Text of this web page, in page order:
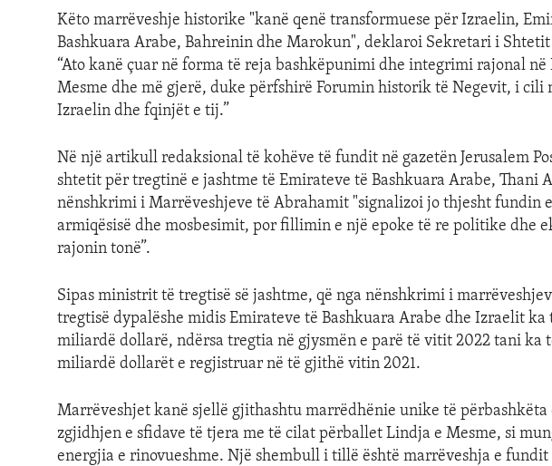
Këto marrëveshje historike "kanë qenë transformuese për Izraelin,
Bashkuara Arabe, Bahreinin dhe Marokun", deklaroi Sekretari i
“Ato kanë çuar në forma të reja bashkëpunimi dhe integrimi rajonal në
Mesme dhe më gjerë, duke përfshirë Forumin historik të Negevit, i cili
Izraelin dhe fqinjët e tij.”
Në një artikull redaksional të kohëve të fundit në gazetën Jerusalem
shtetit për tregtinë e jashtme të Emirateve të Bashkuara Arabe, Thani
nënshkrimi i Marrëveshjeve të Abrahamit "signalizoi jo thjesht fundin
armiqësisë dhe mosbesimit, por fillimin e një epoke të re politike dhe
rajonin tonë”.
Sipas ministrit të tregtisë së jashtme, që nga nënshkrimi i
tregtisë dypalëshe midis Emirateve të Bashkuara Arabe dhe Izraelit ka
miliardë dollarë, ndërsa tregtia në gjysmën e parë të vitit 2022 tani ka
miliardë dollarët e regjistruar në të gjithë vitin 2021.
Marrëveshjet kanë sjellë gjithashtu marrëdhënie unike të përbashkëta
zgjidhjen e sfidave të tjera me të cilat përballet Lindja e Mesme, si
energjia e rinovueshme. Një shembull i tillë është marrëveshja e